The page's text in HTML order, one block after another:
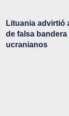
Lituania advirtió
de falsa
ucranianos